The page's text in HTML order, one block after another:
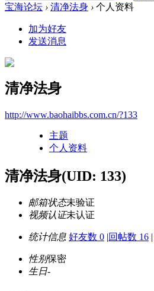
宝海论坛 › 清净法身 › 个人资料
加为好友
发送消息
清净法身
http://www.baohaibbs.com.cn/?133
主题
个人资料
清净法身(UID: 133)
邮箱状态未验证
视频认证未认证
统计信息 好友数 0 |回帖数 16 |
性别保密
生日-